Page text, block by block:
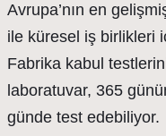
Avrupa’nın en
ile küresel iş birlikleri
Fabrika kabul
laboratuvar, 365
günde test edebiliyor.